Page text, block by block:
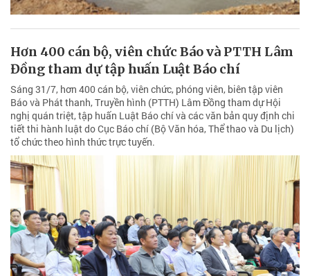
Hơn 400 cán bộ, viên chức Báo và PTTH Lâm
Đồng tham dự tập huấn Luật Báo chí
Sáng 31/7, hơn 400 cán bộ, viên chức, phóng viên, biên tập viên
Báo và Phát thanh, Truyền hình (PTTH) Lâm Đồng tham dự Hội
nghị quán triệt, tập huấn Luật Báo chí và các văn bản quy định chi
tiết thi hành luật do Cục Báo chí (Bộ Văn hóa, Thể thao và Du lịch)
tổ chức theo hình thức trực tuyến.